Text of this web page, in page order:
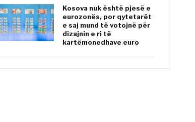
Kosova nuk është pjesë e
eurozonës, por qytetarët
e saj mund të votojnë për
dizajnin e ri të
kartëmonedhave euro